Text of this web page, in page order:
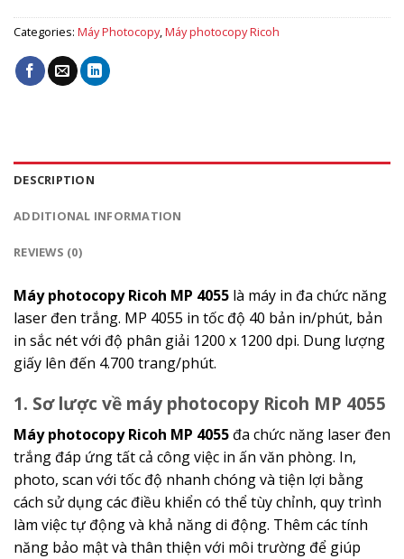
Categories: Máy Photocopy,Máy photocopy Ricoh
DESCRIPTION
ADDITIONAL INFORMATION
REVIEWS (0)
Máy photocopy Ricoh MP 4055 là máy in đa chức năng
laser đen trắng. MP 4055 in tốc độ 40 bản in/phút, bản
in sắc nét với độ phân giải 1200 x 1200 dpi. Dung lượng
giấy lên đến 4.700 trang/phút.
1. Sơ lược về máy photocopy Ricoh MP 4055
Máy photocopy Ricoh MP 4055 đa chức năng laser đen
trắng đáp ứng tất cả công việc in ấn văn phòng. In,
photo, scan với tốc độ nhanh chóng và tiện lợi bằng
cách sử dụng các điều khiển có thể tùy chỉnh, quy trình
làm việc tự động và khả năng di động. Thêm các tính
năng bảo mật và thân thiện với môi trường để giúp